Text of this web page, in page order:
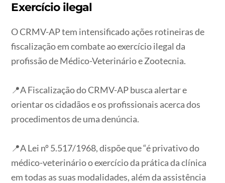
Exercício ilegal
O CRMV-AP tem intensificado ações rotineiras de
fiscalização em combate ao exercício ilegal da
profissão de Médico-Veterinário e Zootecnia.
📍A Fiscalização do CRMV-AP busca alertar e
orientar os cidadãos e os profissionais acerca dos
procedimentos de uma denúncia.
📍A Lei nº 5.517/1968, dispõe que “é privativo do
médico-veterinário o exercício da prática da clínica
em todas as suas modalidades, além da assistência